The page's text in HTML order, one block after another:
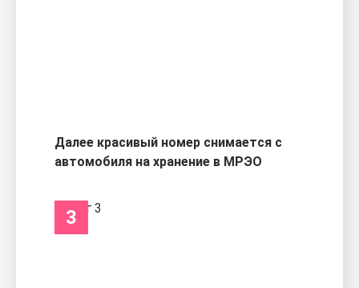
Далее красивый номер снимается с
автомобиля на хранение в МРЭО
3